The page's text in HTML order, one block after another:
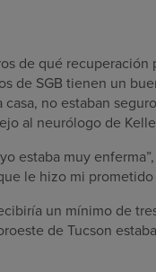
de qué
de SGB tienen un
no estaban
al neurólogo de
estaba muy
le hizo mi
un mínimo de
de Tucson